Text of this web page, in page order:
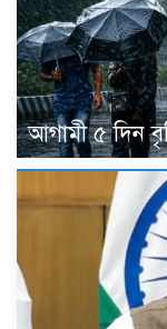
আগামী ৫ দিন